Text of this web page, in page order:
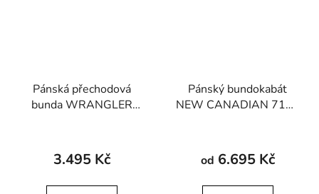
Pánská přechodová
bunda WRANGLER
Dusty Olive
3.495 Kč
Pánský bundokabát
NEW CANADIAN 7118
od 6.695 Kč